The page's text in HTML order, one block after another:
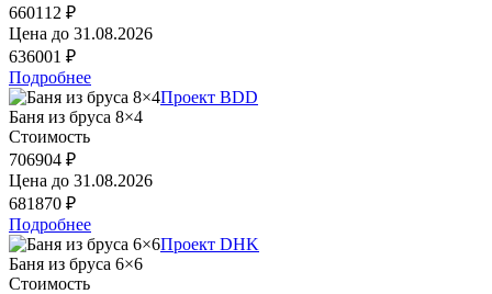
660112 ₽
Цена до 31.08.2026
636001 ₽
Подробнее
Проект BDD
Баня из бруса 8×4
Стоимость
706904 ₽
Цена до 31.08.2026
681870 ₽
Подробнее
Проект DHK
Баня из бруса 6×6
Стоимость